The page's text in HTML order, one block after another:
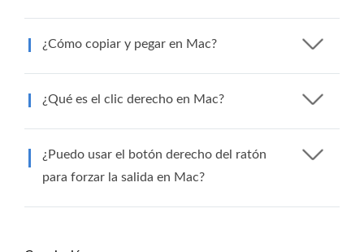
¿Cómo copiar y pegar en Mac?
¿Qué es el clic derecho en Mac?
¿Puedo usar el botón derecho del ratón
para forzar la salida en Mac?